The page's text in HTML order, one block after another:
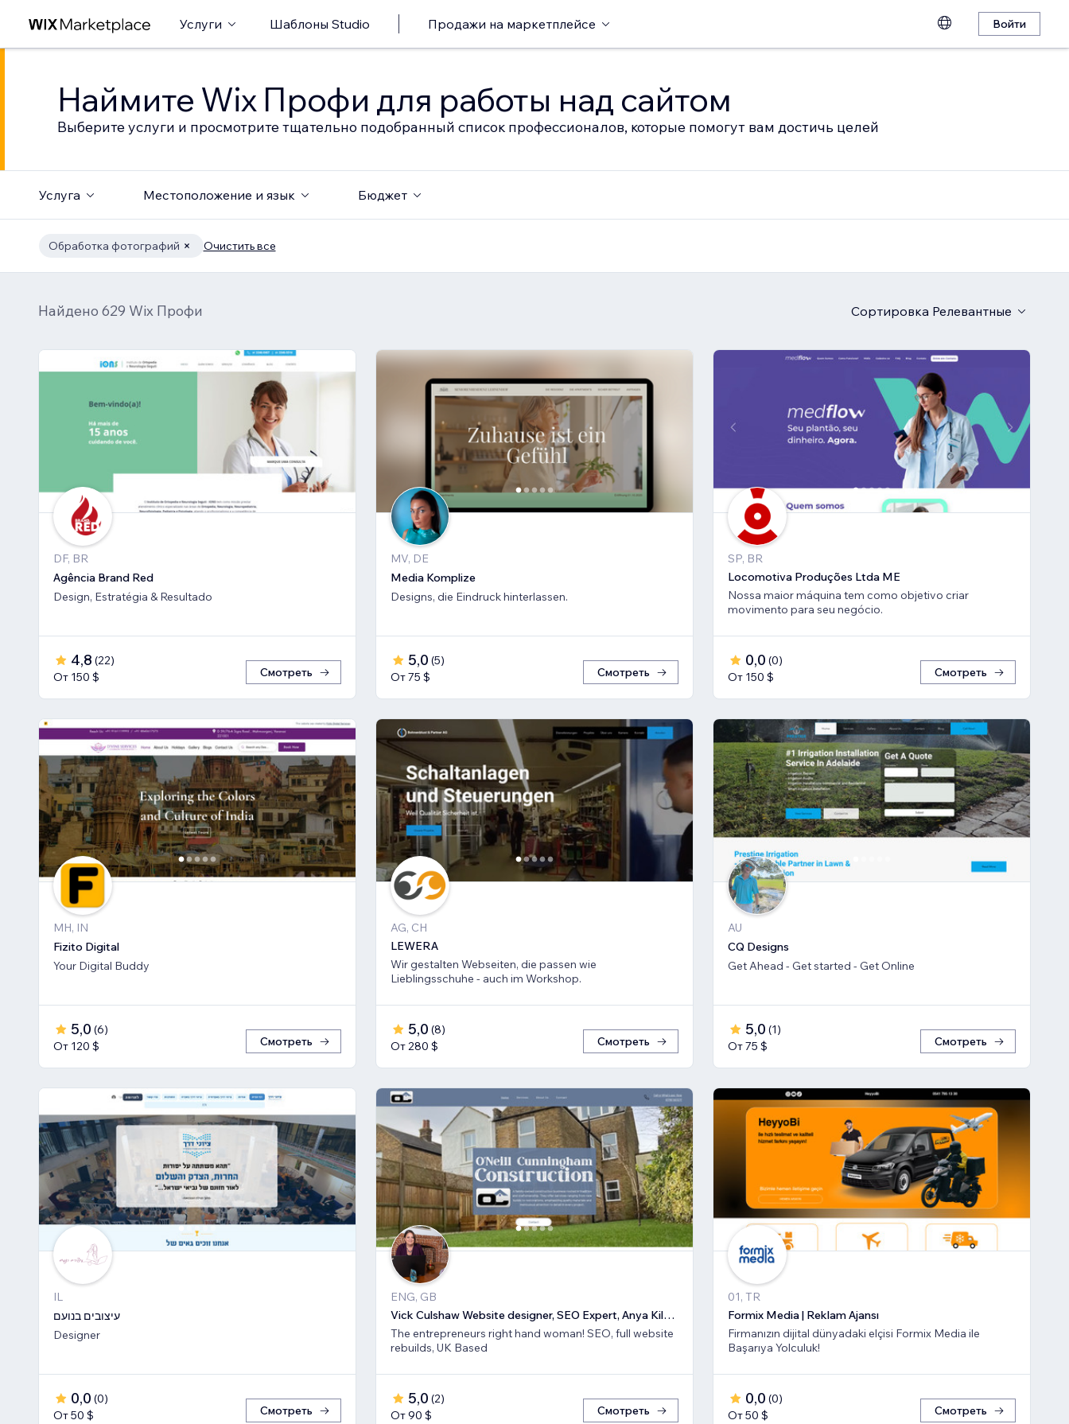
Услуги Шаблоны Studio Продажи на маркетплейсе Войти
Наймите Wix Профи для работы над сайтом
Выберите услуги и просмотрите тщательно подобранный список профессионалов, которые помогут вам достичь целей
Услуга Местоположение и язык Бюджет
Обработка фотографий Очистить все
Найдено 629 Wix Профи Сортировка Релевантные
DF, BR
Agência Brand Red
Design, Estratégia & Resultado
4,8 (22)
От 150 $
Смотреть
MV, DE
Media Komplize
Designs, die Eindruck hinterlassen.
5,0 (5)
От 75 $
Смотреть
SP, BR
Locomotiva Produções Ltda ME
Nossa maior máquina tem como objetivo criar
movimento para seu negócio.
0,0 (0)
От 150 $
Смотреть
MH, IN
Fizito Digital
Your Digital Buddy
5,0 (6)
От 120 $
Смотреть
AG, CH
LEWERA
Wir gestalten Webseiten, die passen wie
Lieblingsschuhe - auch im Workshop.
5,0 (8)
От 280 $
Смотреть
AU
CQ Designs
Get Ahead - Get started - Get Online
5,0 (1)
От 75 $
Смотреть
IL
עיצובים בנועם
Designer
0,0 (0)
От 50 $
Смотреть
ENG, GB
Vick Culshaw Website designer, SEO Expert, Anya Kilsha LTD
The entrepreneurs right hand woman! SEO, full website
rebuilds, UK Based
5,0 (2)
От 90 $
Смотреть
01, TR
Formix Media | Reklam Ajansı
Firmanızın dijital dünyadaki elçisi Formix Media ile
Başarıya Yolculuk!
0,0 (0)
От 50 $
Смотреть